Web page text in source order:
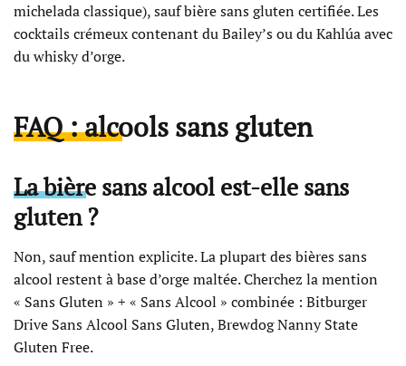
michelada classique), sauf bière sans gluten certifiée. Les
cocktails crémeux contenant du Bailey’s ou du Kahlúa avec
du whisky d’orge.
FAQ : alcools sans gluten
La bière sans alcool est-elle sans
gluten ?
Non, sauf mention explicite. La plupart des bières sans
alcool restent à base d’orge maltée. Cherchez la mention
« Sans Gluten » + « Sans Alcool » combinée : Bitburger
Drive Sans Alcool Sans Gluten, Brewdog Nanny State
Gluten Free.